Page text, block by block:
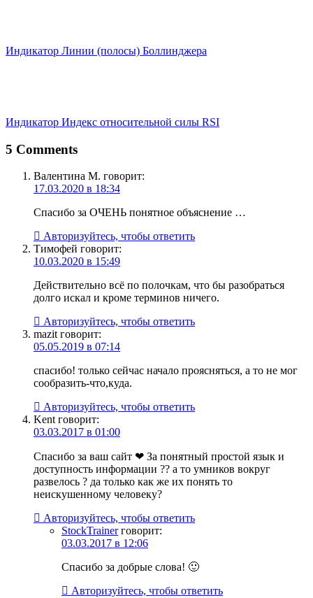
Индикатор Линии (полосы) Боллинджера
Индикатор Индекс относительной силы RSI
5 Comments
Валентина М. говорит:
17.03.2020 в 18:34
Спасибо за ОЧЕНЬ понятное объяснение …
Авторизуйтесь, чтобы ответить
Тимофей говорит:
10.03.2020 в 15:49
Действительно всё по полочкам, что бы разобраться
долго искал и кроме терминов ничего.
Авторизуйтесь, чтобы ответить
mazit говорит:
05.05.2019 в 07:14
спасибо! только сейчас начало проясняться, а то не мог
сообразить-что,куда.
Авторизуйтесь, чтобы ответить
Kent говорит:
03.03.2017 в 01:00
Спасибо за ваш сайт ❤ За понятный простой язык и
доступность информации ?? а то умников вокруг
развелось ? да только как же их понять то
неискушенному человеку?
Авторизуйтесь, чтобы ответить
StockTrainer говорит:
03.03.2017 в 12:06
Спасибо за добрые слова! 🙂
Авторизуйтесь, чтобы ответить